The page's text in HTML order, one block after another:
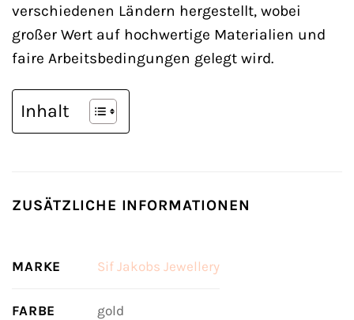
verschiedenen Ländern hergestellt, wobei
großer Wert auf hochwertige Materialien und
faire Arbeitsbedingungen gelegt wird.
Inhalt
ZUSÄTZLICHE INFORMATIONEN
MARKE Sif Jakobs Jewellery
FARBE gold